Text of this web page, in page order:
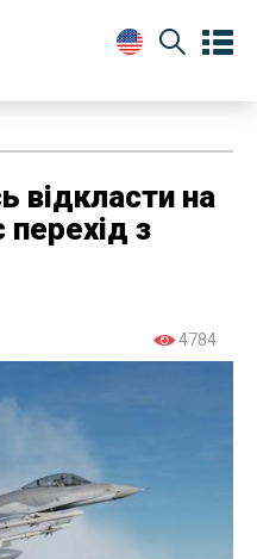
відкласти на
перехід з
4784